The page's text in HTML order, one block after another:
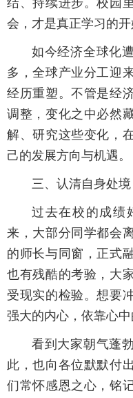
会，才是真正学习的开
如今经济全球化
多，全球产业分工迎
经历重塑。不管是经
调整，变化之中必然
解、研究这些变化，
己的发展方向与机遇。
三、认清自身处
过去在校的成绩
来，大部分同学都会
的师长与同窗，正式
也有残酷的考验，大
受现实的检验。想要
强大的内心，依靠心中
看到大家朝气蓬
此，也向各位默默付
们常怀感恩之心，铭